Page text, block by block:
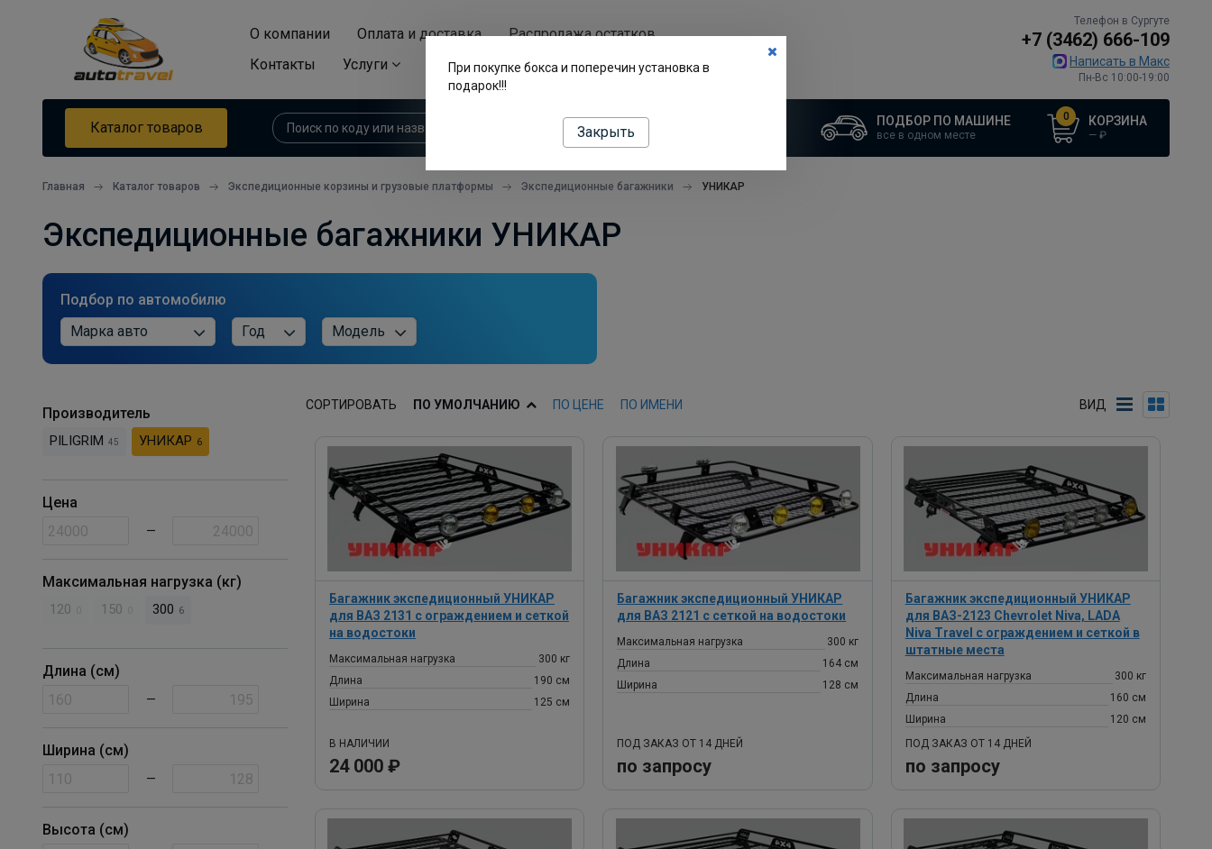
О компании Оплата и доставка
Распродажа остатков
Контакты
Услуги Аренда автобоксов
Телефон в Сургуте
+7 (3462) 666-109
Написать в Макс
Пн-Вс 10:00-19:00
Каталог товаров ПОДБОР ПО МАШИНЕ
все в одном месте
0 КОРЗИНА
— ₽
Главная Каталог товаров Экспедиционные корзины и грузовые платформы Экспедиционные багажники УНИКАР
Экспедиционные багажники УНИКАР
Подбор по автомобилю
Производитель
PILIGRIM 45 УНИКАР 6
Цена
—
Максимальная нагрузка (кг)
120 150 300 6
Длина (см)
—
Ширина (см)
—
Высота (см)
СОРТИРОВАТЬ ПО УМОЛЧАНИЮ ПО ЦЕНЕ ПО ИМЕНИ ВИД
Багажник экспедиционный УНИКАР
для ВАЗ 2131 с ограждением и сеткой
на водостоки
Максимальная нагрузка
300 кг
Длина
190 см
Ширина
125 см
В НАЛИЧИИ
24 000 ₽
Багажник экспедиционный УНИКАР
для ВАЗ 2121 с сеткой на водостоки
Максимальная нагрузка
300 кг
Длина
164 см
Ширина
128 см
ПОД ЗАКАЗ ОТ 14 ДНЕЙ
по запросу
Багажник экспедиционный УНИКАР
для ВАЗ-2123 Chevrolet Niva, LADA
Niva Travel с ограждением и сеткой в
штатные места
Максимальная нагрузка
300 кг
Длина
160 см
Ширина
120 см
ПОД ЗАКАЗ ОТ 14 ДНЕЙ
по запросу
При покупке бокса и поперечин установка в
подарок!!!
Закрыть